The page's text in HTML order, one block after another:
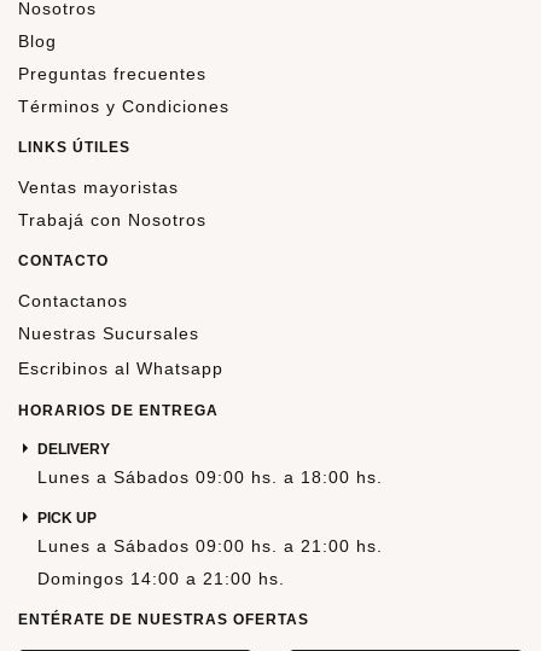
Nosotros
Blog
Preguntas frecuentes
Términos y Condiciones
LINKS ÚTILES
Ventas mayoristas
Trabajá con Nosotros
CONTACTO
Contactanos
Nuestras Sucursales
Escribinos al Whatsapp
HORARIOS DE ENTREGA
DELIVERY
Lunes a Sábados 09:00 hs. a 18:00 hs.
PICK UP
Lunes a Sábados 09:00 hs. a 21:00 hs.
Domingos 14:00 a 21:00 hs.
ENTÉRATE DE NUESTRAS OFERTAS